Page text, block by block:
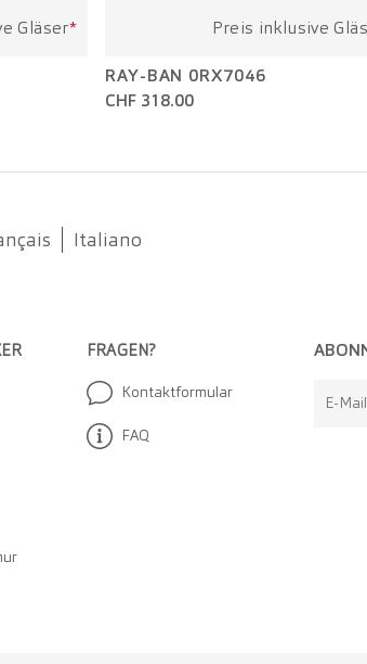
Gläser* Preis inklusive
RAY-BAN 0RX7046
CHF 318.00
Italiano
FRAGEN?
Kontaktformular
FAQ
E-Mail